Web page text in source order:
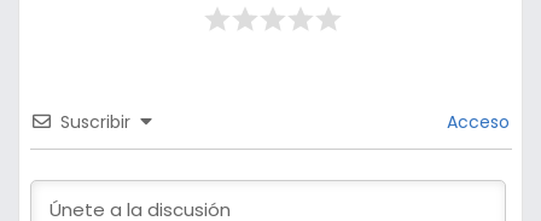
Suscribir Acceso